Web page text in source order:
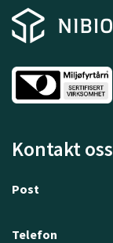
Kontakt oss
Post
Telefon